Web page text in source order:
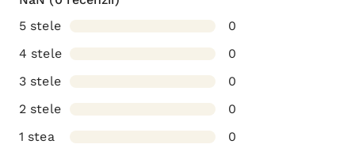
5 stele
0
4 stele
0
3 stele
0
2 stele
0
1 stea
0